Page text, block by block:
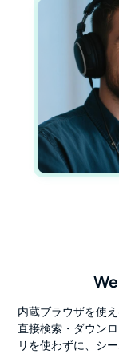
内蔵ブラウザを使
直接検索・ダウン
リを使わずに、シ